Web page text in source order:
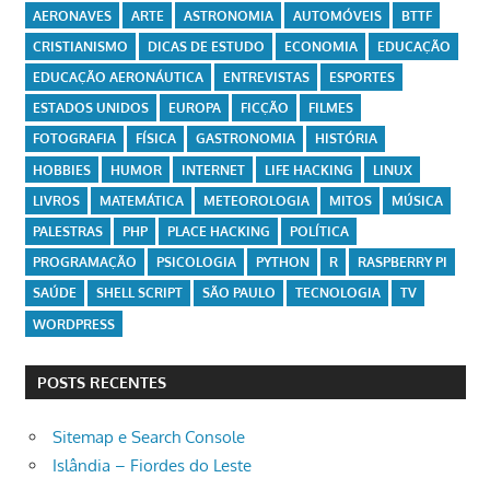
AERONAVES ARTE ASTRONOMIA AUTOMÓVEIS
BTTF
CRISTIANISMO
DICAS DE ESTUDO ECONOMIA
EDUCAÇÃO
EDUCAÇÃO AERONÁUTICA
ENTREVISTAS
ESPORTES
ESTADOS UNIDOS
EUROPA FICÇÃO
FILMES
FOTOGRAFIA
FÍSICA GASTRONOMIA
HISTÓRIA
HOBBIES
HUMOR INTERNET LIFE HACKING
LINUX
LIVROS
MATEMÁTICA METEOROLOGIA MITOS
MÚSICA
PALESTRAS
PHP PLACE HACKING
POLÍTICA
PROGRAMAÇÃO
PSICOLOGIA PYTHON R
RASPBERRY PI
SAÚDE
SHELL SCRIPT SÃO PAULO TECNOLOGIA
TV
WORDPRESS
POSTS RECENTES
Sitemap e Search Console
Islândia – Fiordes do Leste